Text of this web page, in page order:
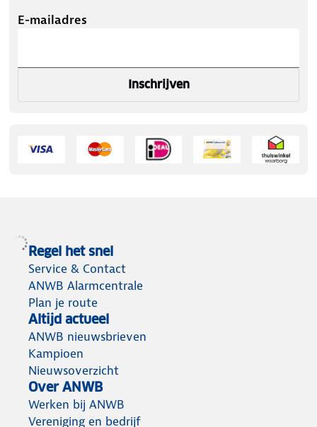
E-mailadres
Inschrijven
Regel het snel
Service & Contact
ANWB Alarmcentrale
Plan je route
Altijd actueel
ANWB nieuwsbrieven
Kampioen
Nieuwsoverzicht
Over ANWB
Werken bij ANWB
Vereniging en bedrijf